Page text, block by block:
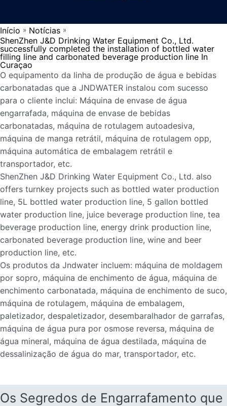
Início » Notícias »
ShenZhen J&D Drinking Water Equipment Co., Ltd.
successfully completed the installation of bottled water
filling line and carbonated beverage production line In
Curaçao
O equipamento da linha de produção de água e bebidas
carbonatadas que a JNDWATER instalou com sucesso
para o cliente inclui: Máquina de envase de água
engarrafada, máquina de envase de bebidas
carbonatadas, máquina de rotulagem autoadesiva,
máquina de manga retrátil, máquina de rotulagem opp,
máquina automática de embalagem retrátil e
transportador, etc.
ShenZhen J&D Drinking Water Equipment Co., Ltd. also
offers turnkey projects such as bottled water production
line, 5L bottled water production line, 5 gallon bottled
water production line, juice beverage production line, tea
beverage production line, energy drink production line,
carbonated beverage production line, wine and beer
production line, etc.
Os produtos da Jndwater incluem: máquina de moldagem
por sopro, máquina de enchimento de água, máquina de
enchimento carbonatada, máquina de enchimento de suco,
máquina de rotulagem, máquina de embalagem,
paletizador, despaletizador, desembaralhador de garrafas,
máquina de água pura por osmose reversa, máquina de
água mineral, máquina de água destilada, máquina de
dessalinização de água do mar, transportador, etc.
Os Segredos de Engarrafamento que